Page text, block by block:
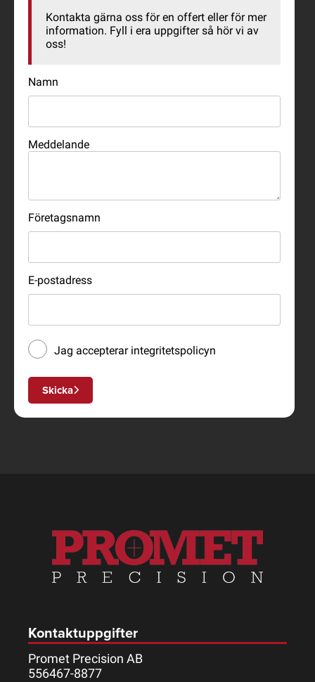
Kontakta gärna oss för en offert eller för mer
information. Fyll i era uppgifter så hör vi av
oss!
Namn
Meddelande
Företagsnamn
E-postadress
Jag accepterar integritetspolicyn
Skicka
Kontaktuppgifter
Promet Precision AB
556467-8877